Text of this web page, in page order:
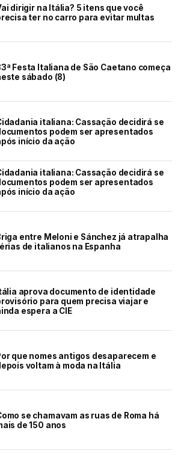
dirigir na Itália? 5 itens que você
ter no carro para evitar multas
Festa Italiana de São Caetano começa
sábado (8)
italiana: Cassação decidirá se
podem ser apresentados
início da ação
italiana: Cassação decidirá se
podem ser apresentados
início da ação
entre Meloni e Sánchez já atrapalha
de italianos na Espanha
aprova documento de identidade
para quem precisa viajar e
espera a CIE
que nomes antigos desaparecem e
voltam à moda na Itália
se chamavam as ruas de Roma há
de 150 anos